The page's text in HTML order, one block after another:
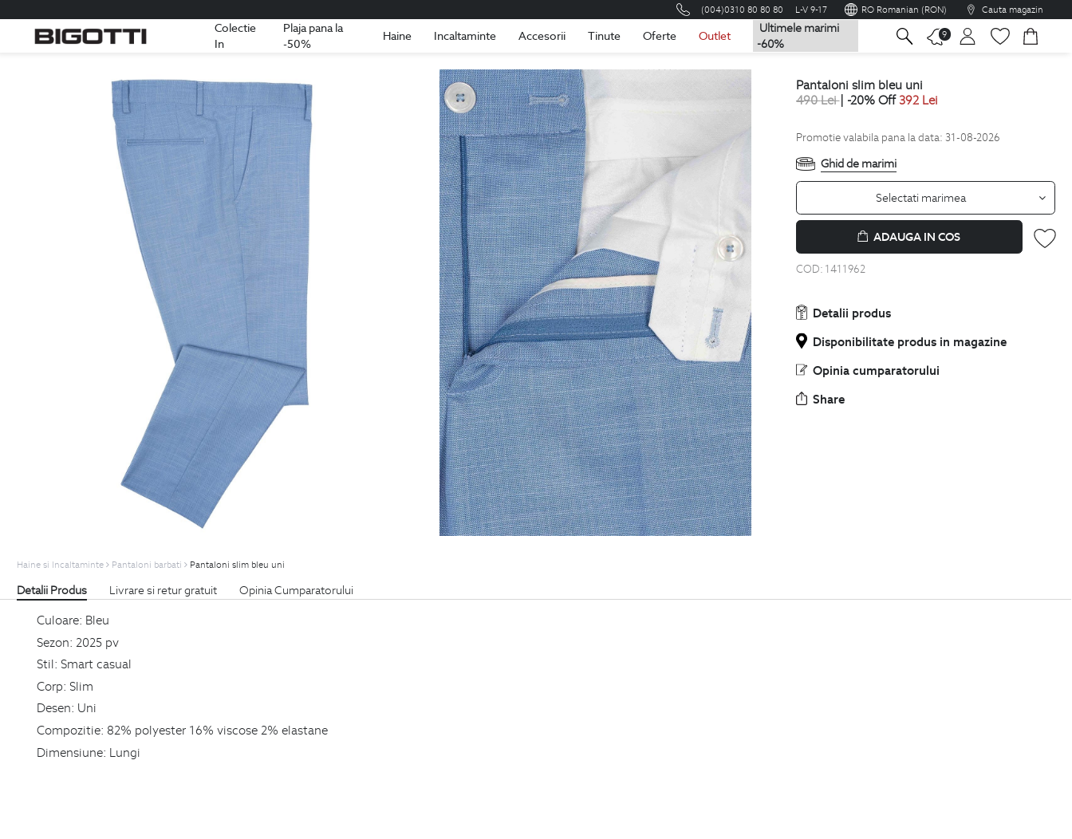
(004)0310 80 80 80 L-V 9-17 RO Romanian (RON) Cauta magazin
Colectie
In
Plaja pana la
-50%
Haine Incaltaminte Accesorii Tinute Oferte Outlet
Ultimele marimi
-60%
9
Romania Romana
pantaloni slim bleu uni
490Lei| -20% Off 392 Lei
Promotie valabila pana la data: 31-08-2026
Ghid de marimi
Selectati marimea
ADAUGA IN COS
COD: 1411962
Detalii produs
Disponibilitate produs in magazine
Opinia cumparatorului
Share
Haine si Incaltaminte Pantaloni barbati Pantaloni slim bleu uni
Detalii Produs Livrare si retur gratuit Opinia Cumparatorului
Culoare: Bleu
Sezon: 2025 pv
Stil: Smart casual
Corp: Slim
Desen: Uni
Compozitie: 82% polyester 16% viscose 2% elastane
Dimensiune: Lungi